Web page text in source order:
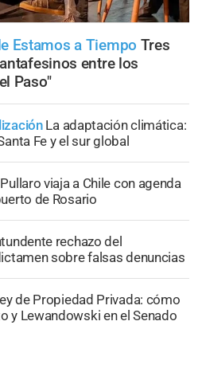
Estamos a Tiempo Tres
entre los
Paso"
La adaptación climática:
Fe y el sur global
Pullaro viaja a Chile con agenda
de Rosario
rechazo del
sobre falsas denuncias
de Propiedad Privada: cómo
y Lewandowski en el Senado